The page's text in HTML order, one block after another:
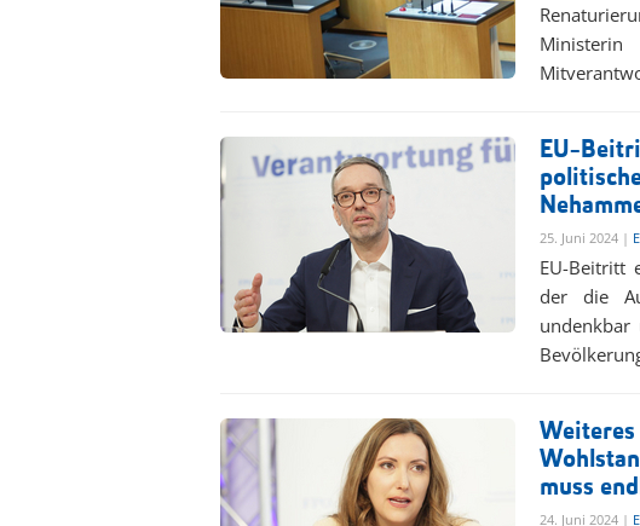
EU-
25. Juni 2024 |
EU-Beitritt
der die
undenkbar
Weiteres
muss
24. Juni 2024 |